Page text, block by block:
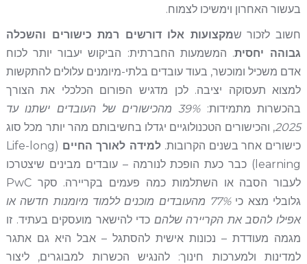
בעשור האחרון וימשיכו לצמוח.
חשוב לזכור שמקצועות אלו דורשים רמת כישורים והשכלה
גבוהה יחסית. המשמעות החברתית: הביקוש יעבור יותר לכוח
אדם משכיל ומוכשר, בעוד עובדים בלתי-מיומנים עלולים להתקשות
למצוא תעסוקה יציבה. לכן מדגיש הפורום הכלכלי את הצורך
בהכשרות מתמידות:
39% מהכישורים של העובדים ישתנו עד
2025, והכישורים הטכנולוגיים יגדלו בחשיבותם מהר יותר מכל סוג
כישורים אחר בשנים הקרובות. למידה לאורך החיים
(Life-long
learning) כבר כעת הופכת לנורמה – עובדים מבינים שיצטרכו
לעבור הסבה או השתלמות כמה פעמים בקריירה. סקר PwC
גלובלי מצא כי
77% מהעובדים מוכנים ללמוד מיומנות חדשה או
אפילו להסב את הקריירה שלהם כדי להישאר מועסקים בעתיד. זו
מגמה מעודדת – נכונות אישית להסתגל – אבל היא גם אתגר
למדינות ולמערכות חינוך: להנגיש הכשרות למבוגרים, ליצור